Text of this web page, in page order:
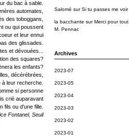
Salomé surSi tu passes me voir
la bacchante surMerci pour tout,
M. Pennac
Archives
2023-07
2023-05
2023-04
2023-03
2023-02
2023-01
du bac à sable.
automates,
des toboggans,
ou qui poussent
et leur ennui
des glissades.
et dévouées...
des squares?
les enfants?
décérébrées,
à leur recherche.
si personne
crié auparavant
fils ou d'une fille.
Fontanel, Seuil